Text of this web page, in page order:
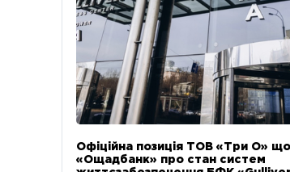
Офіційна позиція ТОВ «Три О»
«Ощадбанк» про стан систем